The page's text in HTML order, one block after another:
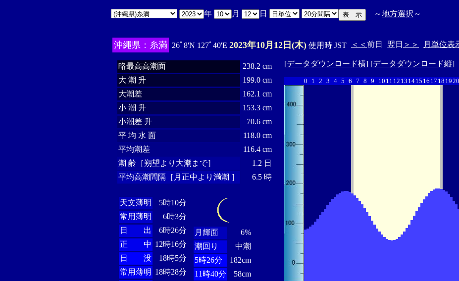
年 月 日 ～地方選択 ～
沖縄県：糸満 26ﾟ8'N 127ﾟ40'E 2023年10月12日(木) 使用時 JST ＜＜ 前日 翌日 ＞＞ 月単位表
略最高高潮面
238.2 cm
大 潮 升
199.0 cm
大潮差
162.1 cm
小 潮 升
153.3 cm
小潮差 升
70.6 cm
平 均 水 面
118.0 cm
平均潮差
116.4 cm
潮 齢［朔望より大潮まで］
1.2 日
平均高潮間隔［月正中より満潮 ］
6.5 時
天文薄明
5時10分
常用薄明
6時3分
日 出
6時26分
正 中 12時16分
日 没
18時5分
常用薄明 18時28分
月輝面
6%
潮回り
中潮
5時26分
182cm
11時40分
58cm
[データダウンロード横] [データダウンロード縦]
0 1 2 3 4 5 6 7 8 9 10 11 12 13 1415 16 17 18 1920